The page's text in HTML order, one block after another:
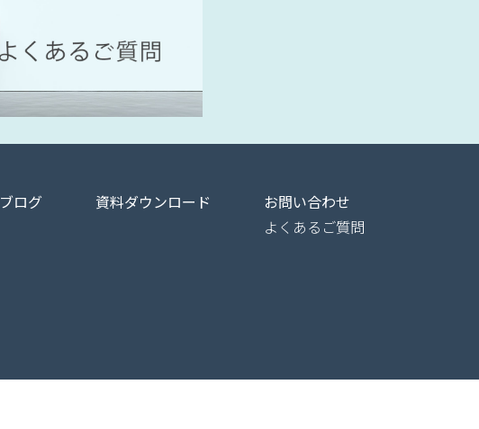
ブログ 資料ダウンロード
お問い合わせ
よくあるご質問